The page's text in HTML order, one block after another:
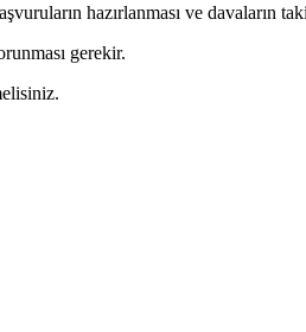
hazırlanması ve davaların
gerekir.